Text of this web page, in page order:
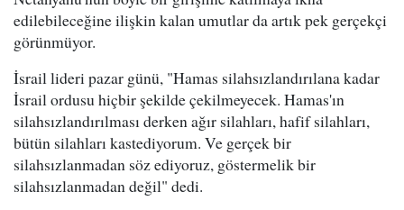
edilebileceğine ilişkin kalan umutlar da artık pek gerçekçi
görünmüyor.
İsrail lideri pazar günü, "Hamas silahsızlandırılana kadar
İsrail ordusu hiçbir şekilde çekilmeyecek. Hamas'ın
silahsızlandırılması derken ağır silahları, hafif silahları,
bütün silahları kastediyorum. Ve gerçek bir
silahsızlanmadan söz ediyoruz, göstermelik bir
silahsızlanmadan değil" dedi.